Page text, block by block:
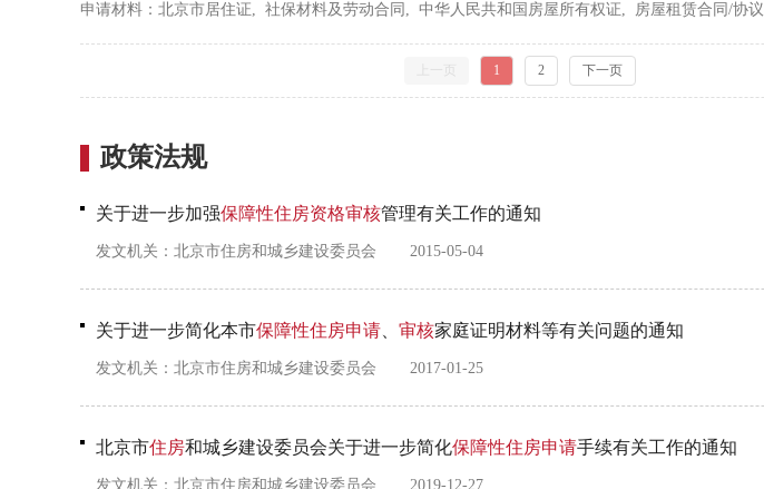
申请材料：北京市居住证, 社保材料及劳动合同, 中华人民共和国房屋所有权证, 房屋租赁合同/协议
1 2 下一页
政策法规
关于进一步加强保障性住房资格审核管理有关工作的通知
发文机关： 北京市住房和城乡建设委员会 2015-05-04
关于进一步简化本市保障性住房申请 审核家庭证明材料等有关问题的通知
发文机关： 北京市住房和城乡建设委员会 2017-01-25
北京市住房和城乡建设委员会关于进一步简化保障性住房申请手续有关工作的通知
发文机关： 北京市住房和城乡建设委员会 2019-12-27